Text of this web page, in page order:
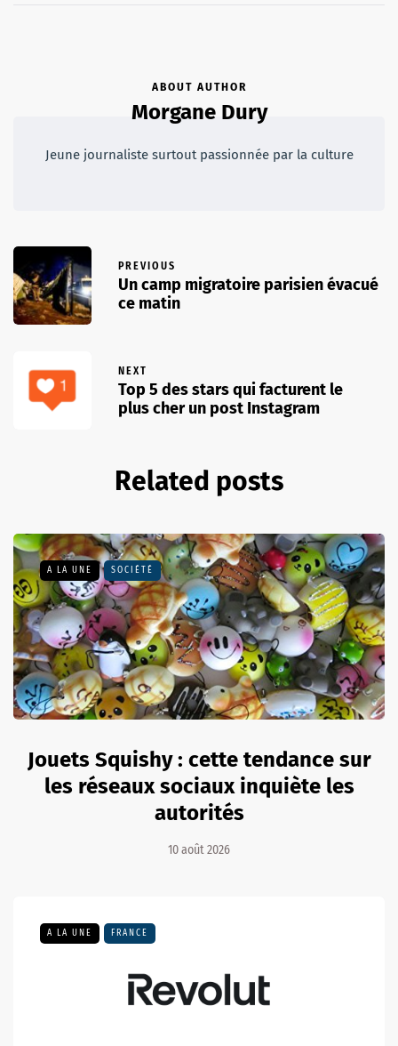
ABOUT AUTHOR
Morgane Dury
Jeune journaliste surtout passionnée par la culture
PREVIOUS
Un camp migratoire parisien évacué
ce matin
NEXT
Top 5 des stars qui facturent le
plus cher un post Instagram
Related posts
A LA UNE SOCIÉTÉ
Jouets Squishy : cette tendance sur
les réseaux sociaux inquiète les
autorités
10 août 2026
A LA UNE FRANCE